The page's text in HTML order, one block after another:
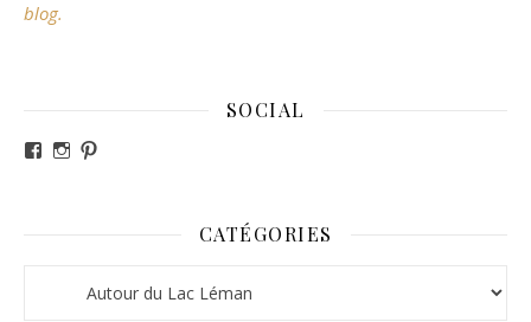
blog.
SOCIAL
Voir le profil de revesdefripouilles sur Facebook
Voir le profil de claire_revesdefripouilles sur
CATÉGORIES